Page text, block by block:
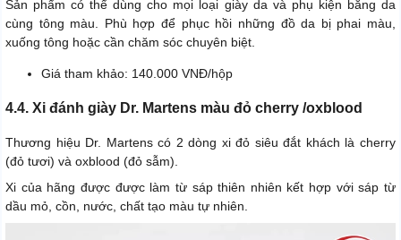
Sản phẩm có thể dùng cho mọi loại giày da và phụ kiện bằng da
cùng tông màu. Phù hợp để phục hồi những đồ da bị phai màu,
xuống tông hoặc cần chăm sóc chuyên biệt.
Giá tham khảo: 140.000 VNĐ/hộp
4.4. Xi đánh giày Dr. Martens màu đỏ cherry /oxblood
Thương hiệu Dr. Martens có 2 dòng xi đỏ siêu đắt khách là cherry
(đỏ tươi) và oxblood (đỏ sẫm).
Xi của hãng được được làm từ sáp thiên nhiên kết hợp với sáp từ
dầu mỏ, cồn, nước, chất tạo màu tự nhiên.